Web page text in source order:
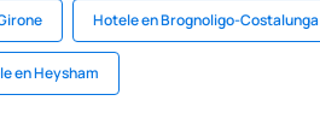
Hotele en Brognoligo-Costalunga
en Heysham